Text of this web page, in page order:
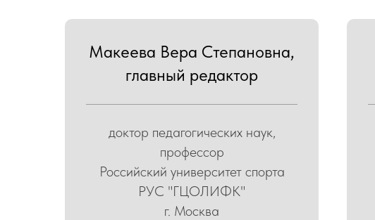
Макеева Вера Степановна,
главный редактор
доктор педагогических наук,
профессор
Российский университет спорта
РУС "ГЦОЛИФК"
г. Москва